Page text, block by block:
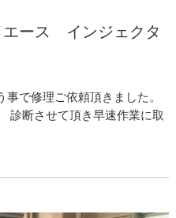
ース インジェクタ
で修理ご依頼頂きました。
診断させて頂き早速作業に取